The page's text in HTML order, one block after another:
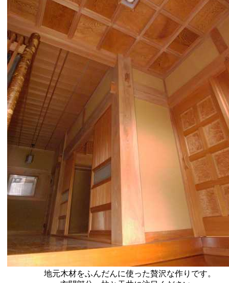
地元木材をふんだんに使った贅沢な作りです。